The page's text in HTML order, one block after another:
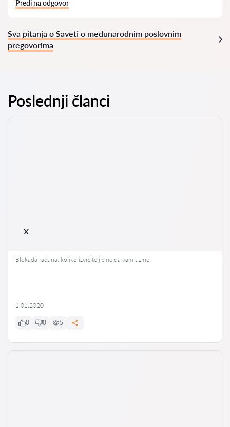
Pređi na odgovor
Sva pitanja o Saveti o međunarodnim poslovnim
pregovorima
Poslednji članci
x
Blokada računa: koliko izvršitelj sme da vam uzme
1.01.2020
0 0 5